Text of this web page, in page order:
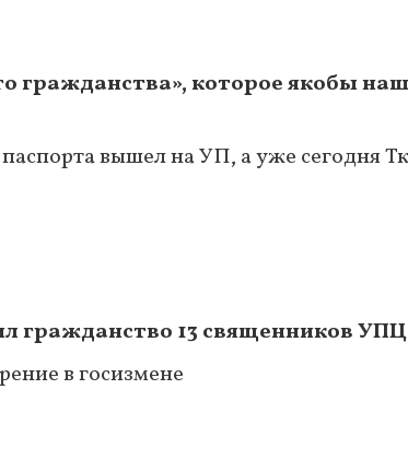
гражданства», которое якобы
вышел на УП, а уже сегодня
гражданство 13 священников
в госизмене